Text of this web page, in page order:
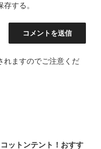
する。
れますのでご注意くだ
ットンテント！おすす